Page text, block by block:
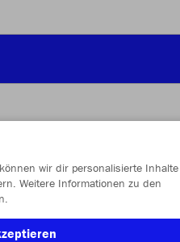
JAKO
wir dir personalisierte Inhalte
Weitere Informationen zu den